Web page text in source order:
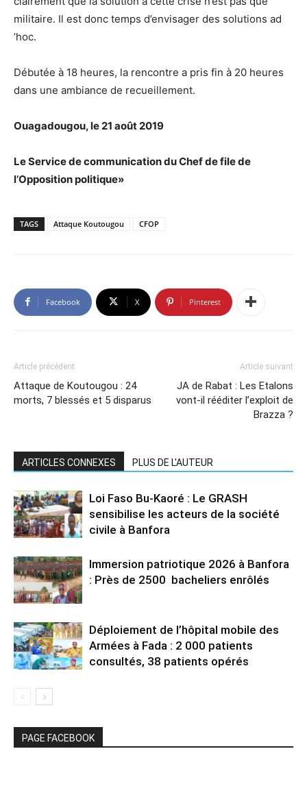
militaire. Il est donc temps d’envisager des solutions ad
’hoc.
Débutée à 18 heures, la rencontre a pris fin à 20 heures
dans une ambiance de recueillement.
Ouagadougou, le 21 août 2019
Le Service de communication du Chef de file de
l’Opposition politique»
TAGS Attaque Koutougou CFOP
Facebook X Pinterest
Article précédent
Attaque de Koutougou : 24
morts, 7 blessés et 5 disparus
Article suivant
JA de Rabat : Les Etalons
vont-il rééditer l’exploit de
Brazza ?
ARTICLES CONNEXES PLUS DE L'AUTEUR
Loi Faso Bu-Kaoré : Le GRASH
sensibilise les acteurs de la société
civile à Banfora
Immersion patriotique 2026 à Banfora
: Près de 2500 bacheliers enrôlés
Déploiement de l’hôpital mobile des
Armées à Fada : 2 000 patients
consultés, 38 patients opérés
PAGE FACEBOOK